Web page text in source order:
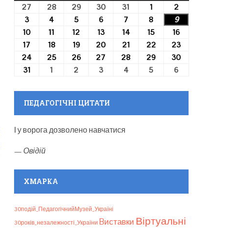
27 27.07.2026
2828.07.2026
2929.07.2026
3030.07.2026
31 31.07.2026
1 01.08.2026
2
303.08.2026
4 04.08.2026
505.08.2026
606.08.2026
7 07.08.2026
8 08.08.2026
909.08.2026
10 10.08.2026
11 11.08.2026
12 12.08.2026
1313.08.2026
1414.08.2026
15 15.08.2026
16
17 17.08.2026
1818.08.2026
1919.08.2026
20 20.08.2026
21 21.08.2026
22 22.08.2026
23
24 24.08.2026
2525.08.2026
2626.08.2026
27 27.08.2026
28 28.08.2026
29 29.08.2026
30
31 31.08.2026
1 01.09.2026
2 02.09.2026
303.09.2026
404.09.2026
5 05.09.2026
6
ПЕДАГОГІЧНІ ЦИТАТИ
І у ворога дозволено навчатися
— Овідій
ХМАРКА
30подій_ПедагогічнийМузей_Україні
30років_незалежності_України Bиставки Віртуальні